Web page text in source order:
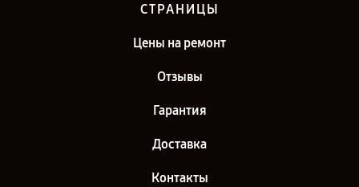
СТРАНИЦЫ
Цены на ремонт
Отзывы
Гарантия
Доставка
Контакты